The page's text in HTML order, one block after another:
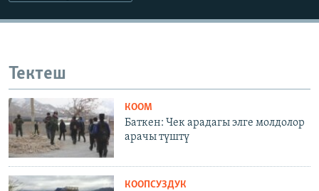
Тектеш
КООМ
Баткен: Чек арадагы элге молдолор
арачы түштү
КООПСУЗДУК